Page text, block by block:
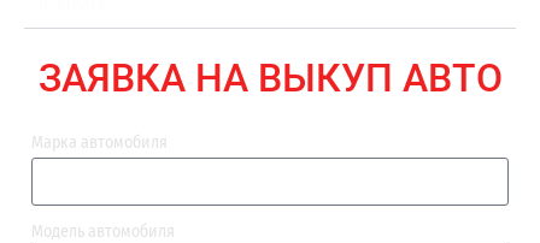
ЗАЯВКА НА ВЫКУП АВТО
Марка автомобиля
Модель автомобиля